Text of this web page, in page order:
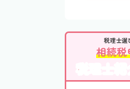
税理士選
相続
税理士紹